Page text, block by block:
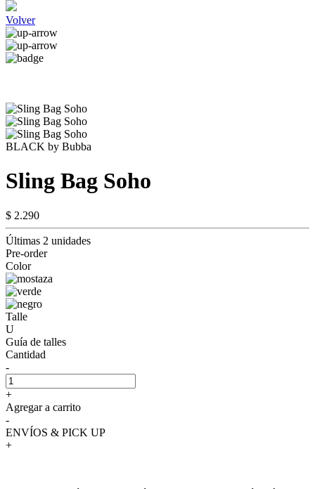
Volver
BLACK by Bubba
Sling Bag Soho
$ 2.290
Últimas 2 unidades
Pre-order
Color
Talle
U
Guía de talles
Cantidad
-
+
Agregar a carrito
-
ENVÍOS & PICK UP
+